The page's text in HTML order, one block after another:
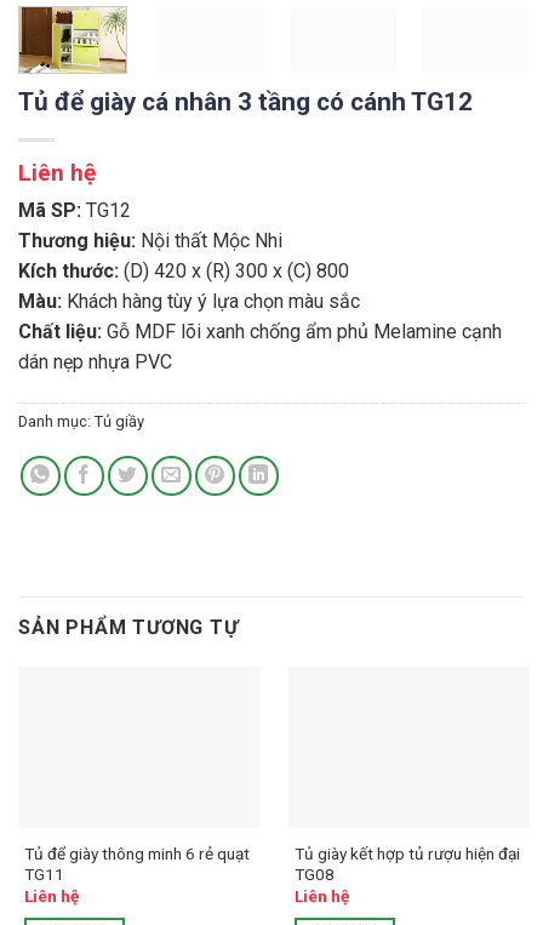
Tủ để giày cá nhân 3 tầng có cánh TG12
Liên hệ
Mã SP: TG12
Thương hiệu: Nội thất Mộc Nhi
Kích thước: (D) 420 x (R) 300 x (C) 800
Màu: Khách hàng tùy ý lựa chọn màu sắc
Chất liệu: Gỗ MDF lõi xanh chống ẩm phủ Melamine cạnh
dán nẹp nhựa PVC
Danh mục: Tủ giầy
SẢN PHẨM TƯƠNG TỰ
Tủ để giày thông minh 6 rẻ quạt
TG11
Liên hệ
Tủ giày kết hợp tủ rượu hiện đại
TG08
Liên hệ